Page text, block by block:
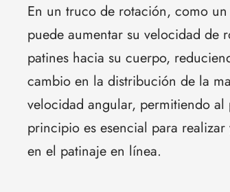
En un truco de rotación, como
puede aumentar su velocidad de
patines hacia su cuerpo,
cambio en la distribución de la
velocidad angular, permitiendo
principio es esencial para
en el patinaje en línea.